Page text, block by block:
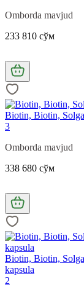
Omborda mavjud
233 810 сўм
Biotin, Biotin,
3
Omborda mavjud
338 680 сўм
Biotin, Biotin,
kapsula
2